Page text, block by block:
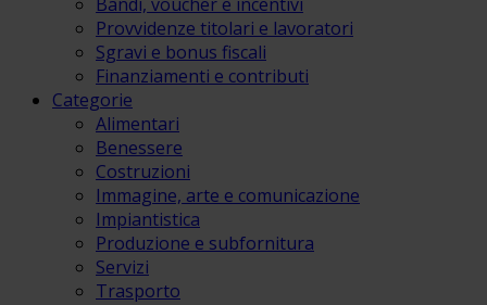
Provvidenze titolari e lavoratori
Sgravi e bonus fiscali
Finanziamenti e contributi
Categorie
Alimentari
Benessere
Costruzioni
Immagine, arte e comunicazione
Impiantistica
Produzione e subfornitura
Servizi
Trasporto